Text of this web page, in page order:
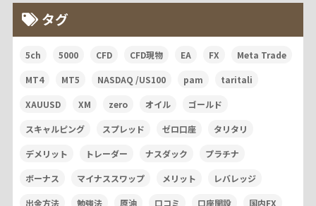
タグ
5ch 5000 CFD CFD現物 EA FX Meta Trade
MT4 MT5 NASDAQ /US100 pam taritali
XAUUSD XM zero オイル ゴールド
スキャルピング スプレッド ゼロ口座 タリタリ
デメリット トレーダー ナスダック プラチナ
ボーナス マイナススワップ メリット レバレッジ
出金方法 勉強法 原油 口コミ 口座開設 国内FX